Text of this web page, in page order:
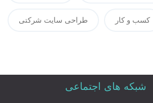
طراحی سایت شرکتی کسب و کار
شبکه های اجتماعی